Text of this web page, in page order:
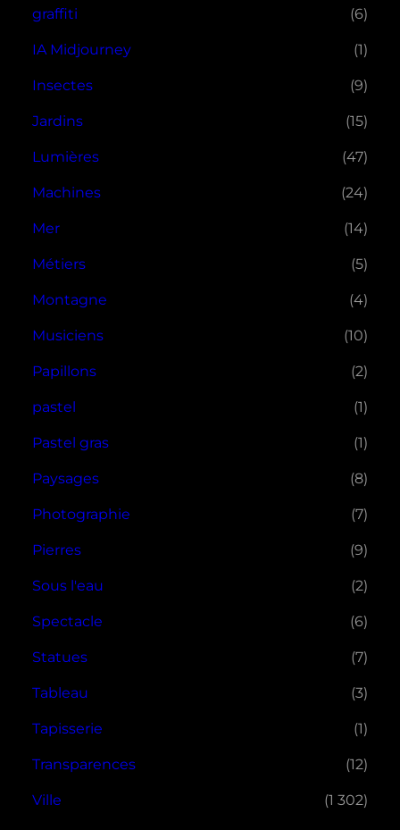
graffiti (6)
IA Midjourney (1)
Insectes (9)
Jardins (15)
Lumières (47)
Machines (24)
Mer (14)
Métiers (5)
Montagne (4)
Musiciens (10)
Papillons (2)
pastel (1)
Pastel gras (1)
Paysages (8)
Photographie (7)
Pierres (9)
Sous l'eau (2)
Spectacle (6)
Statues (7)
Tableau (3)
Tapisserie (1)
Transparences (12)
Ville (1 302)